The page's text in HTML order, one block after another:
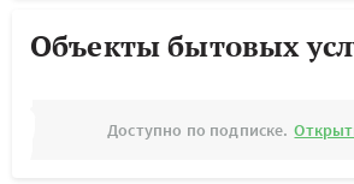
Объекты бытовых
Доступно по подписке.